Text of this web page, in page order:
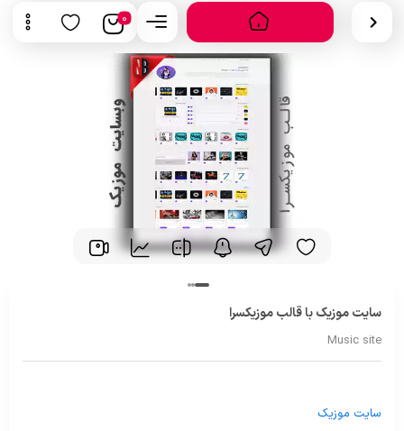
0
سایت موزیک با قالب موزیکسرا
Music site
سایت موزیک